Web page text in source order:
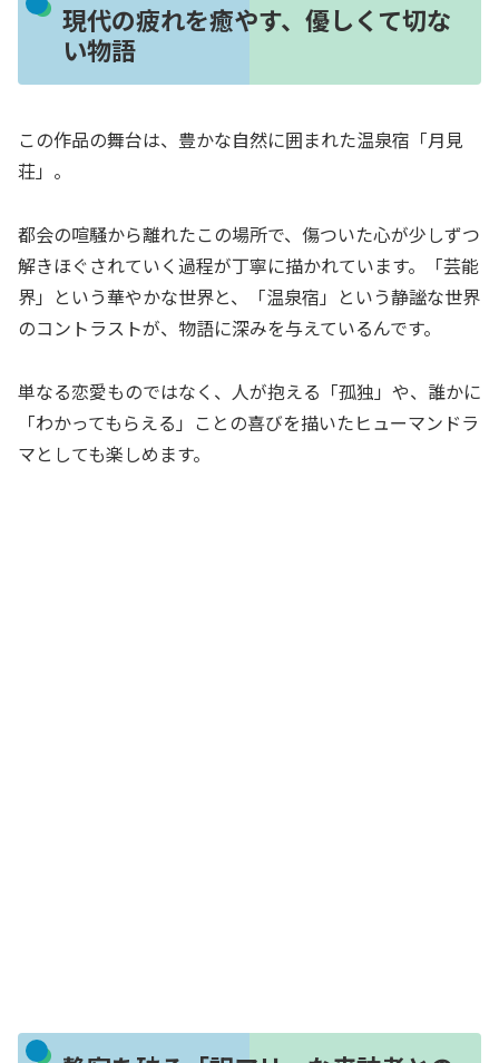
現代の疲れを癒やす、優しくて切な
い物語
この作品の舞台は、豊かな自然に囲まれた温泉宿「月見
荘」。
都会の喧騒から離れたこの場所で、傷ついた心が少しずつ
解きほぐされていく過程が丁寧に描かれています。「芸能
界」という華やかな世界と、「温泉宿」という静謐な世界
のコントラストが、物語に深みを与えているんです。
単なる恋愛ものではなく、人が抱える「孤独」や、誰かに
「わかってもらえる」ことの喜びを描いたヒューマンドラ
マとしても楽しめます。